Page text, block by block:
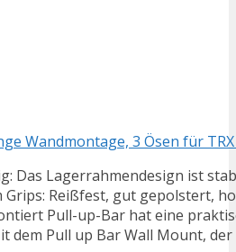
Wandmontage, 3 Ösen für
Das Lagerrahmendesign ist
Grips: Reißfest, gut gepolstert,
Pull-up-Bar hat eine
dem Pull up Bar Wall Mount,